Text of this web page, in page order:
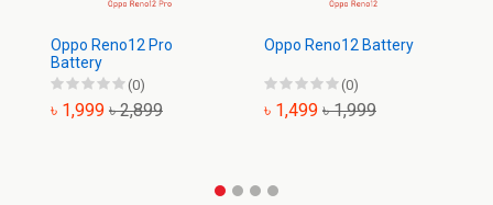
Oppo Reno12 Pro
Battery
(0)
৳ 1,999 ৳ 2,899
Oppo Reno12 Battery
(0)
৳ 1,499 ৳ 1,999